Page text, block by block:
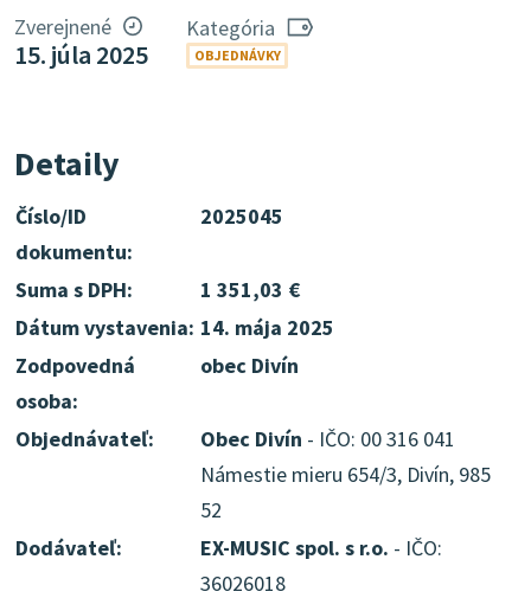
Zverejnené
15. júla 2025
Kategória
OBJEDNÁVKY
Detaily
Číslo/ID
dokumentu:
2025045
Suma s DPH:
1 351,03 €
Dátum vystavenia: 14. mája 2025
Zodpovedná
osoba:
obec Divín
Objednávateľ: Obec Divín - IČO: 00 316 041
Námestie mieru 654/3, Divín, 985
52
Dodávateľ:
EX-MUSIC spol. s r.o. - IČO:
36026018